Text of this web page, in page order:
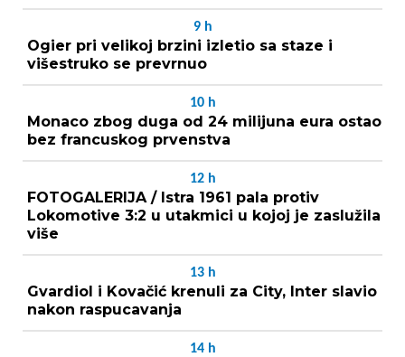
9 h
Ogier pri velikoj brzini izletio sa staze i
višestruko se prevrnuo
10 h
Monaco zbog duga od 24 milijuna eura ostao
bez francuskog prvenstva
12 h
FOTOGALERIJA / Istra 1961 pala protiv
Lokomotive 3:2 u utakmici u kojoj je zaslužila
više
13 h
Gvardiol i Kovačić krenuli za City, Inter slavio
nakon raspucavanja
14 h